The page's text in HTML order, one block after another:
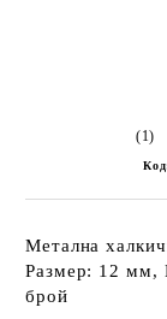
(1)
Метална
Размер: 12 мм,
брой